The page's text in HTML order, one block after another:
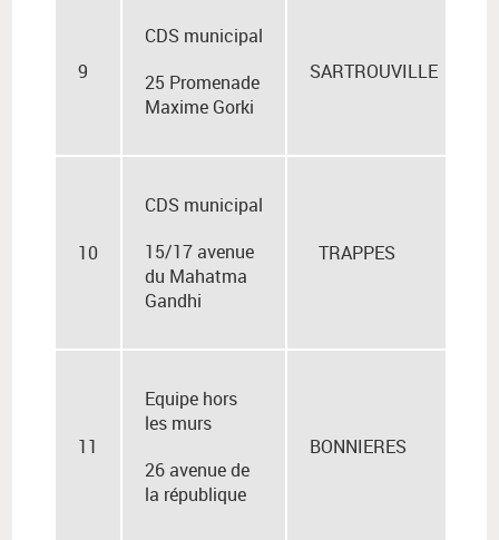
9
CDS municipal
25 Promenade
Maxime Gorki
SARTROUVILLE
10
CDS municipal
15/17 avenue
du Mahatma
Gandhi
TRAPPES
11
Equipe hors
les murs
26 avenue de
la république
BONNIERES